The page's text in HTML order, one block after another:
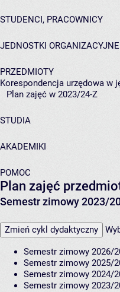
STUDENCI, PRACOWNICY
JEDNOSTKI ORGANIZACYJNE
PRZEDMIOTY
Korespondencja urzędowa w
Plan zajęć w 2023/24-Z
STUDIA
AKADEMIKI
POMOC
Plan zajęć
Semestr zimowy 2023/
Zmień cykl dydaktyczny
Semestr zimowy 2026/
Semestr zimowy 2025/
Semestr zimowy 2024/
Semestr zimowy 2023/